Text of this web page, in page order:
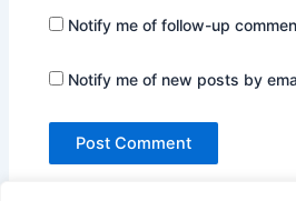
Notify me of follow-up
Notify me of new posts by